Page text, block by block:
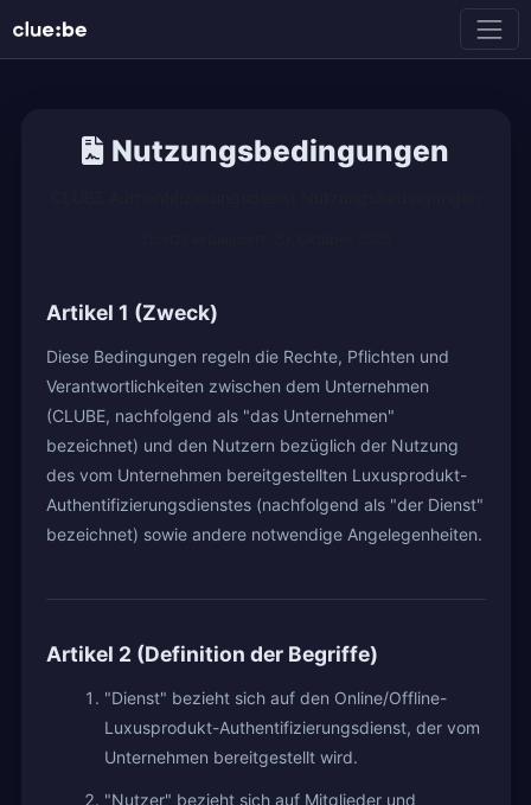
Nutzungsbedingungen
Artikel 1 (Zweck)
Diese Bedingungen regeln die Rechte, Pflichten und
Verantwortlichkeiten zwischen dem Unternehmen
(CLUBE, nachfolgend als "das Unternehmen"
bezeichnet) und den Nutzern bezüglich der Nutzung
des vom Unternehmen bereitgestellten Luxusprodukt-
Authentifizierungsdienstes (nachfolgend als "der Dienst"
bezeichnet) sowie andere notwendige Angelegenheiten.
Artikel 2 (Definition der Begriffe)
"Dienst" bezieht sich auf den Online/Offline-
Luxusprodukt-Authentifizierungsdienst, der vom
Unternehmen bereitgestellt wird.
"Nutzer" bezieht sich auf Mitglieder und